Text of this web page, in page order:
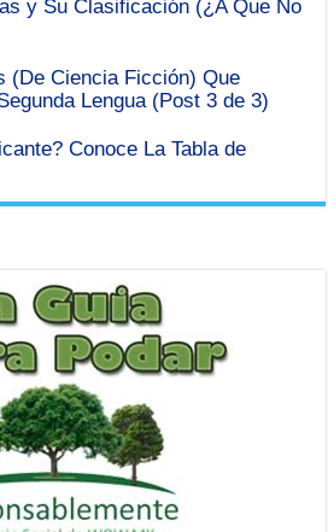
y Su Clasificación (¿A Que No
(De Ciencia Ficción) Que
Lengua (Post 3 de 3)
Conoce La Tabla de